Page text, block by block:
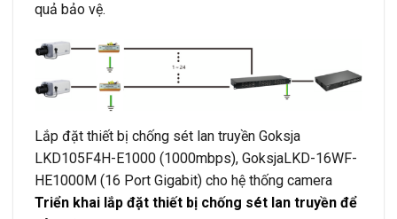
quả bảo vệ.
Lắp đặt thiết bị chống sét lan truyền Goksja
LKD105F4H-E1000 (1000mbps), GoksjaLKD-16WF-
HE1000M (16 Port Gigabit) cho hệ thống camera
Triển khai lắp đặt thiết bị chống sét lan truyền để